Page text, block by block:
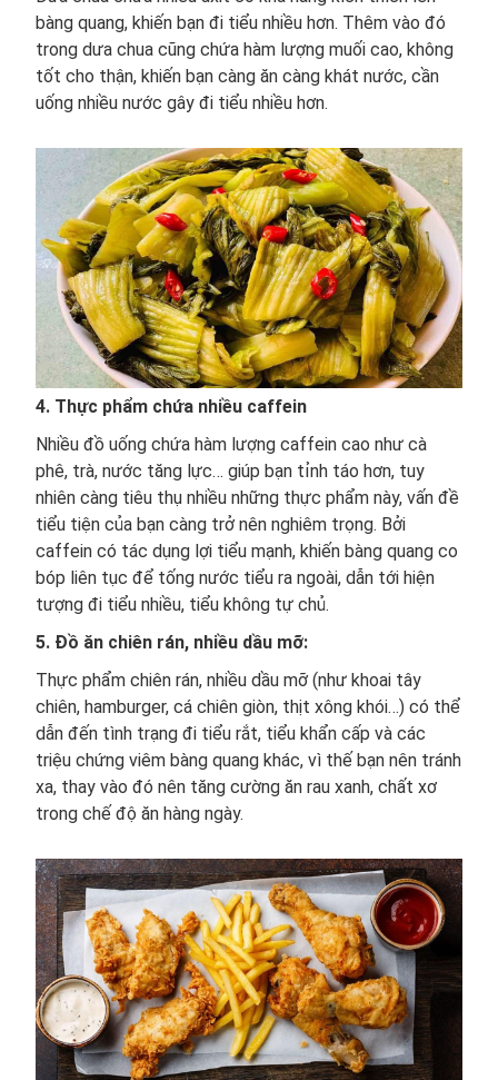
bàng quang, khiến bạn đi tiểu nhiều hơn. Thêm vào đó
trong dưa chua cũng chứa hàm lượng muối cao, không
tốt cho thận, khiến bạn càng ăn càng khát nước, cần
uống nhiều nước gây đi tiểu nhiều hơn.
4. Thực phẩm chứa nhiều caffein
Nhiều đồ uống chứa hàm lượng caffein cao như cà
phê, trà, nước tăng lực… giúp bạn tỉnh táo hơn, tuy
nhiên càng tiêu thụ nhiều những thực phẩm này, vấn đề
tiểu tiện của bạn càng trở nên nghiêm trọng. Bởi
caffein có tác dụng lợi tiểu mạnh, khiến bàng quang co
bóp liên tục để tống nước tiểu ra ngoài, dẫn tới hiện
tượng đi tiểu nhiều, tiểu không tự chủ.
5. Đồ ăn chiên rán, nhiều dầu mỡ:
Thực phẩm chiên rán, nhiều dầu mỡ (như khoai tây
chiên, hamburger, cá chiên giòn, thịt xông khói…) có thể
dẫn đến tình trạng đi tiểu rắt, tiểu khẩn cấp và các
triệu chứng viêm bàng quang khác, vì thế bạn nên tránh
xa, thay vào đó nên tăng cường ăn rau xanh, chất xơ
trong chế độ ăn hàng ngày.